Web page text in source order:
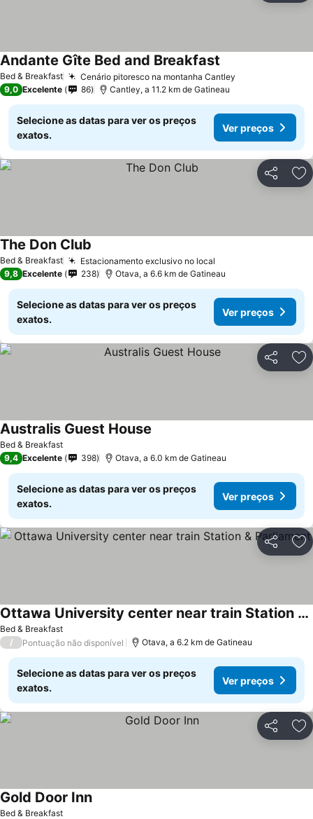
Bed & Breakfast Cenário pitoresco na montanha Cantley
Andante Gîte Bed and Breakfast
9,0 Excelente 86 Cantley, a 11.2 km de Gatineau
Selecione as datas para ver os preços
exatos.
Ver preços
Partilhar
Bed & Breakfast Estacionamento exclusivo no local
The Don Club
9,8 Excelente 238 Otava, a 6.6 km de Gatineau
Selecione as datas para ver os preços
exatos.
Ver preços
Partilhar
Bed & Breakfast
Australis Guest House
9,4 Excelente 398 Otava, a 6.0 km de Gatineau
Selecione as datas para ver os preços
exatos.
Ver preços
Partilhar
Bed & Breakfast
Ottawa University center near train Station & Parliament
/ Pontuação não disponível Otava, a 6.2 km de Gatineau
Selecione as datas para ver os preços
exatos.
Ver preços
Partilhar
Bed & Breakfast
Gold Door Inn